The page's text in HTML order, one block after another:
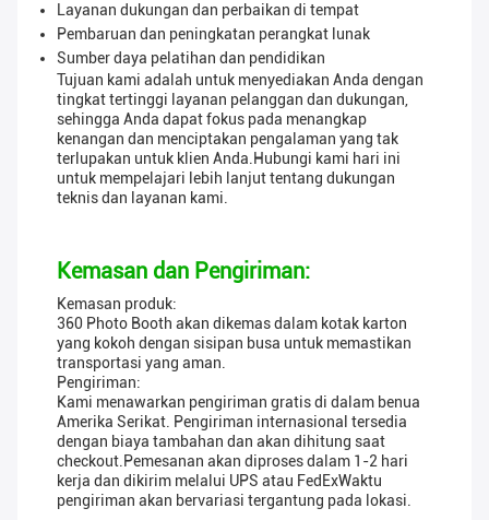
Layanan dukungan dan perbaikan di tempat
Pembaruan dan peningkatan perangkat lunak
Sumber daya pelatihan dan pendidikan
Tujuan kami adalah untuk menyediakan Anda dengan
tingkat tertinggi layanan pelanggan dan dukungan,
sehingga Anda dapat fokus pada menangkap
kenangan dan menciptakan pengalaman yang tak
terlupakan untuk klien Anda.Hubungi kami hari ini
untuk mempelajari lebih lanjut tentang dukungan
teknis dan layanan kami.
Kemasan dan Pengiriman:
Kemasan produk:
360 Photo Booth akan dikemas dalam kotak karton
yang kokoh dengan sisipan busa untuk memastikan
transportasi yang aman.
Pengiriman:
Kami menawarkan pengiriman gratis di dalam benua
Amerika Serikat. Pengiriman internasional tersedia
dengan biaya tambahan dan akan dihitung saat
checkout.Pemesanan akan diproses dalam 1-2 hari
kerja dan dikirim melalui UPS atau FedExWaktu
pengiriman akan bervariasi tergantung pada lokasi.